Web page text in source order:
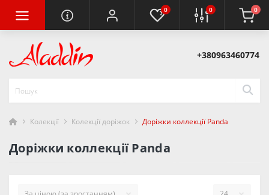
0 0 0
+380963460774
Колекції Колекції доріжок Доріжки коллекції Panda
Доріжки коллекції Panda